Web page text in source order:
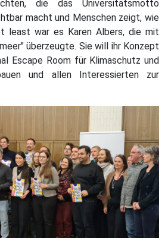
die das Universitätsmotto
macht und Menschen zeigt, wie
least war es Karen Albers, die mit
überzeugte. Sie will ihr Konzept
Escape Room für Klimaschutz und
und allen Interessierten zur